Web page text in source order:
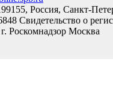
Россия, Санкт-
Свидетельство о
Роскомнадзор Москва